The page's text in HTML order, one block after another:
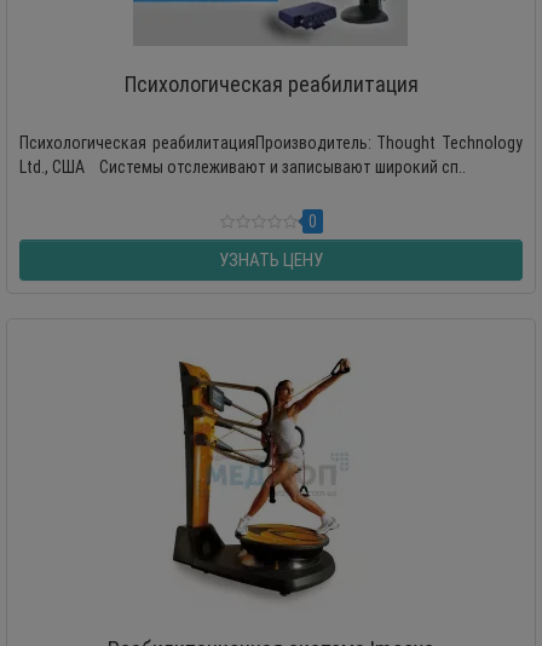
Психологическая реабилитация
Психологическая реабилитацияПроизводитель: Thought Technology
Ltd., США Системы отслеживают и записывают широкий сп..
0
УЗНАТЬ ЦЕНУ